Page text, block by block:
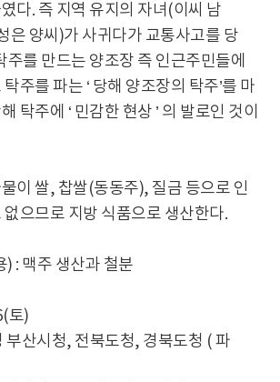
다. 즉 지역 유지의 자녀(이씨 남
은 양씨)가 사귀다가 교통사고를 당
주를 만드는 양조장 즉 인근주민들에
주를 파는 ‘ 당해 양조장의 탁주’를 마
탁주에 ‘ 민감한 현상 ’ 의 발로인 것이
이 쌀, 찹쌀(동동주), 질금 등으로 인
으므로 지방 식품으로 생산한다.
: 맥주 생산과 철분
토)
부산시청, 전북도청, 경북도청 ( 파